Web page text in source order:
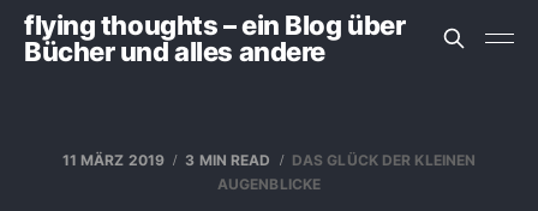
flying thoughts – ein Blog über
Bücher und alles andere
11 MÄRZ 2019 3 MIN READ
DAS GLÜCK DER KLEINEN
AUGENBLICKE